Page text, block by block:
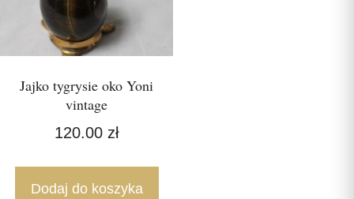
Jajko tygrysie oko Yoni
vintage
120.00 zł
Dodaj do koszyka